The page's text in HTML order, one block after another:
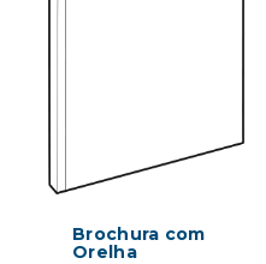
Brochura com
Orelha